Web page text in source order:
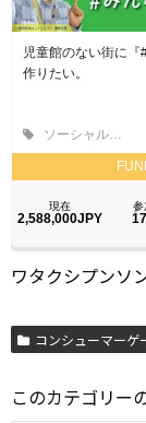
ワタクシプンソ
コンシューマーゲ
このカテゴリー